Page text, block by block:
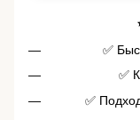
✅
✅
✅